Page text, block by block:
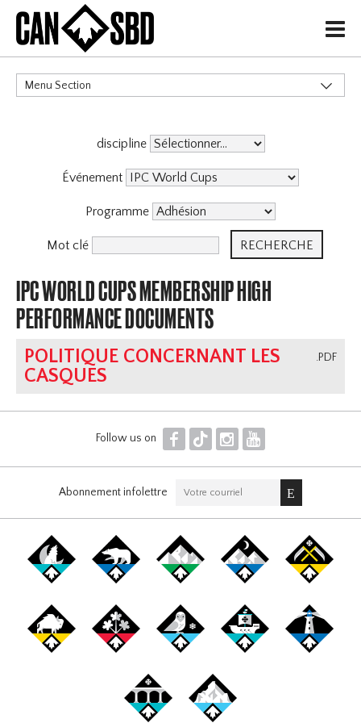
H
Menu Section
discipline
Événement
Programme
Mot clé
IPC WORLD CUPS MEMBERSHIP HIGH
PERFORMANCE DOCUMENTS
.PDF
POLITIQUE CONCERNANT LES
CASQUES
Follow us on F T I Y
Abonnement infolettre